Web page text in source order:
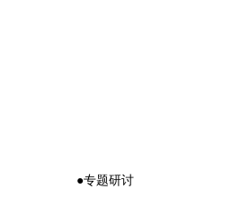
●专题研讨